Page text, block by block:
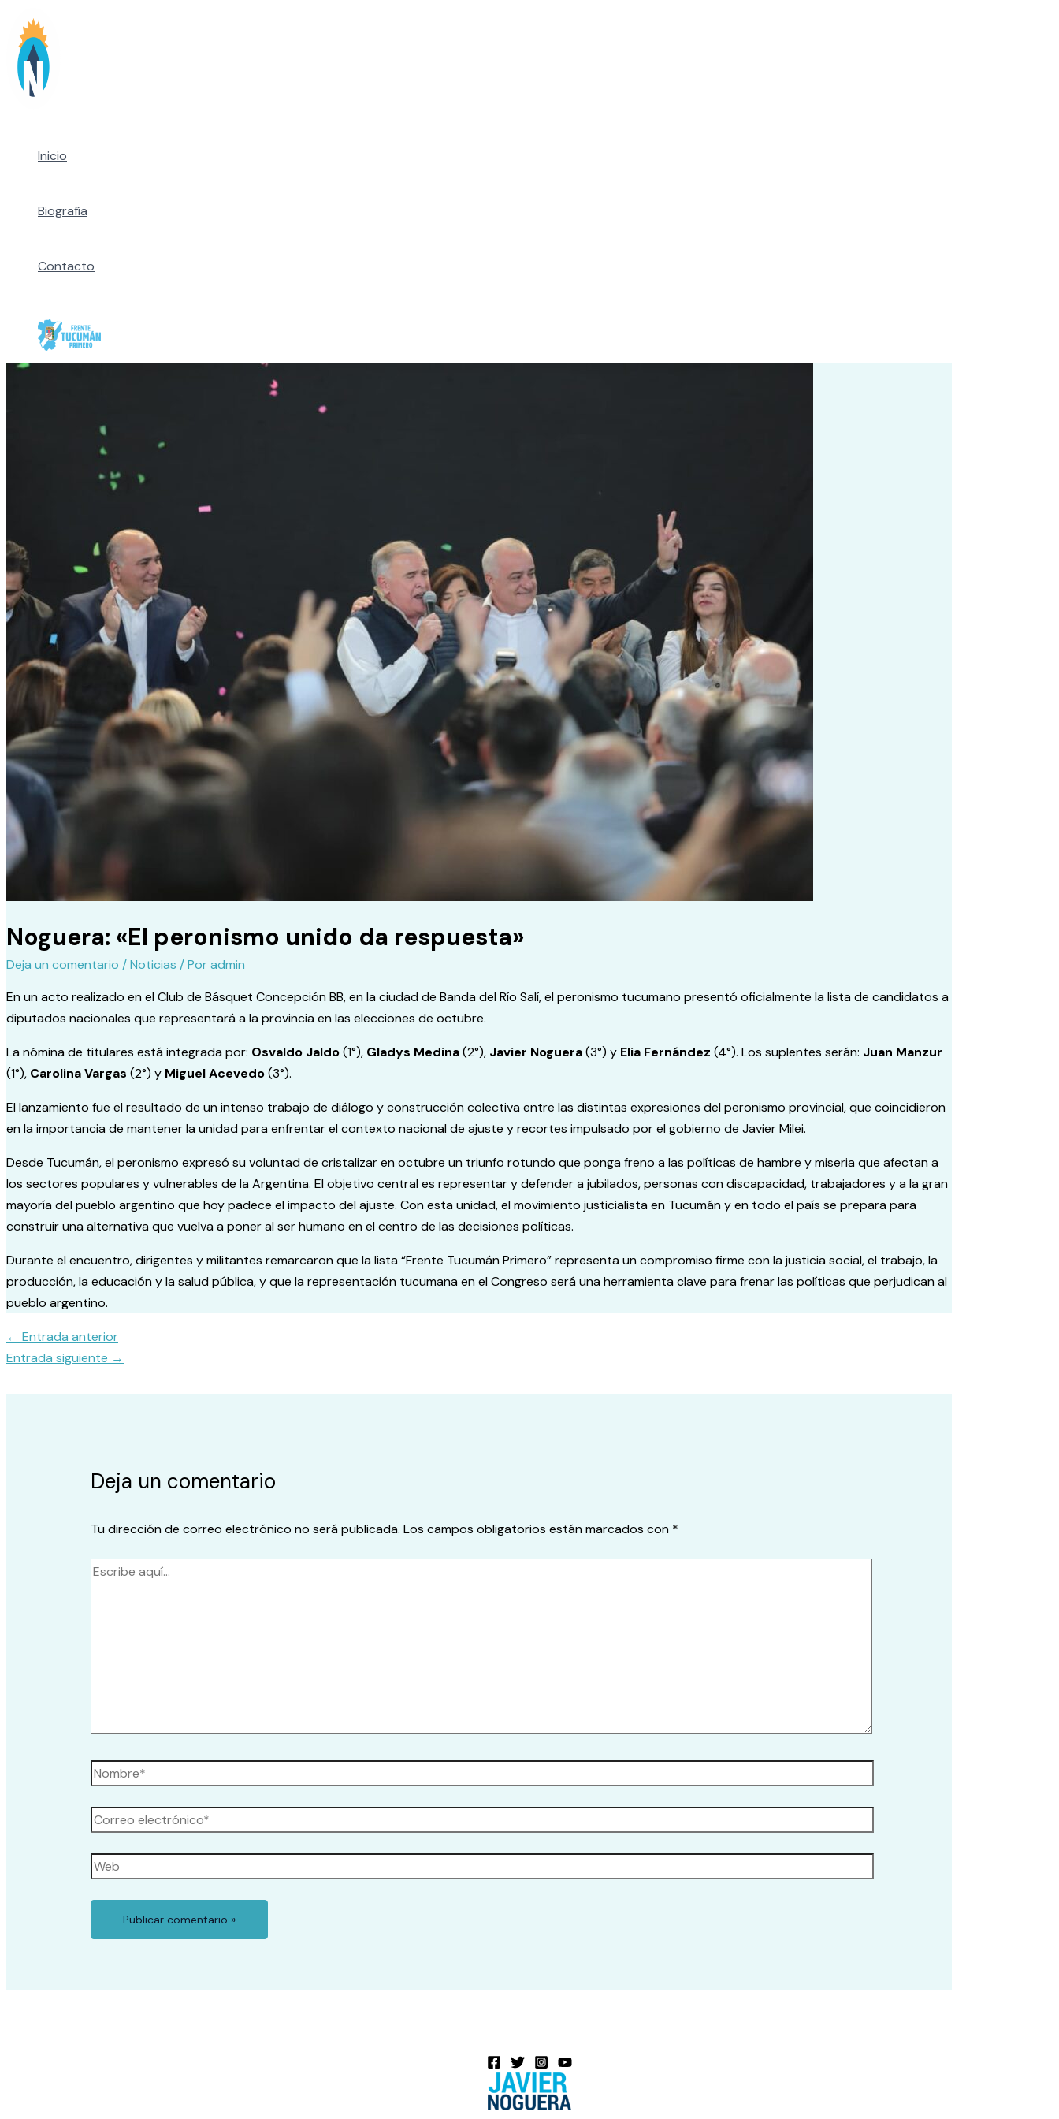
contenido
Inicio
Biografía
Contacto
Noguera: «El peronismo unido da respuesta»
Deja un comentario /Noticias / Poradmin
En un acto realizado en el Club de Básquet Concepción BB, en la ciudad de Banda del Río Salí, el peronismo tucumano presentó oficialmente la lista de candidatos a
diputados nacionales que representará a la provincia en las elecciones de octubre.
La nómina de titulares está integrada por: Osvaldo Jaldo(1°), Gladys Medina(2°), Javier Noguera(3°) y Elia Fernández (4°). Los suplentes serán: Juan Manzur
(1°), Carolina Vargas (2°) y Miguel Acevedo(3°).
El lanzamiento fue el resultado de un intenso trabajo de diálogo y construcción colectiva entre las distintas expresiones del peronismo provincial, que coincidieron
en la importancia de mantener la unidad para enfrentar el contexto nacional de ajuste y recortes impulsado por el gobierno de Javier Milei.
Desde Tucumán, el peronismo expresó su voluntad de cristalizar en octubre un triunfo rotundo que ponga freno a las políticas de hambre y miseria que afectan a
los sectores populares y vulnerables de la Argentina. El objetivo central es representar y defender a jubilados, personas con discapacidad, trabajadores y a la gran
mayoría del pueblo argentino que hoy padece el impacto del ajuste. Con esta unidad, el movimiento justicialista en Tucumán y en todo el país se prepara para
construir una alternativa que vuelva a poner al ser humano en el centro de las decisiones políticas.
Durante el encuentro, dirigentes y militantes remarcaron que la lista “Frente Tucumán Primero” representa un compromiso firme con la justicia social, el trabajo, la
producción, la educación y la salud pública, y que la representación tucumana en el Congreso será una herramienta clave para frenar las políticas que perjudican al
pueblo argentino.
← Entrada anterior
Entrada siguiente →
Deja un comentario
Tu dirección de correo electrónico no será publicada. Los campos obligatorios están marcados con *
Escribe
Nombre*
Correo
electrónico*
Web